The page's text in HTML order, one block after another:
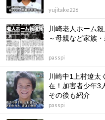
yujitake226
川崎老人ホーム
～母親など家族
passpi
川崎中1上村遼太
在！加害者少年3
その後も紹介
passpi